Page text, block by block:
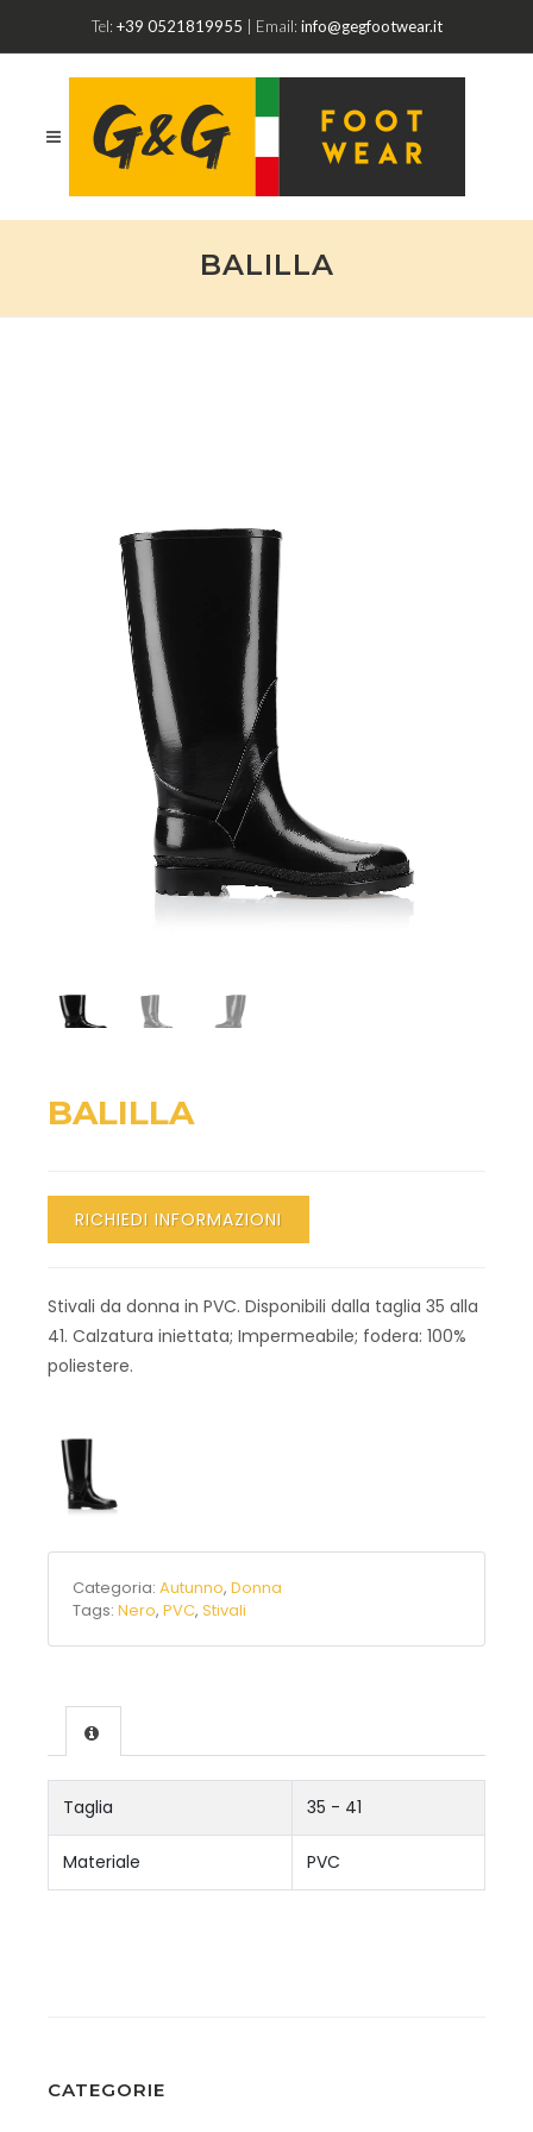
Tel: +39 0521819955 | Email: info@gegfootwear.it
BALILLA
BALILLA
RICHIEDI INFORMAZIONI
Stivali da donna in PVC. Disponibili dalla taglia 35 alla
41. Calzatura iniettata; Impermeabile; fodera: 100%
poliestere.
Categoria: Autunno, Donna
Tags: Nero, PVC, Stivali
Taglia 35 - 41
Materiale PVC
CATEGORIE